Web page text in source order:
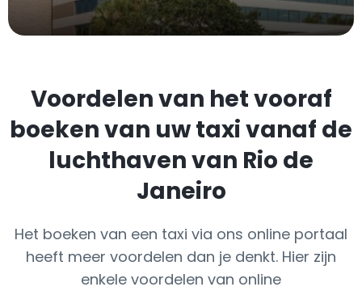
Voordelen van het vooraf
boeken van uw taxi vanaf de
luchthaven van Rio de
Janeiro
Het boeken van een taxi via ons online portaal
heeft meer voordelen dan je denkt. Hier zijn
enkele voordelen van online